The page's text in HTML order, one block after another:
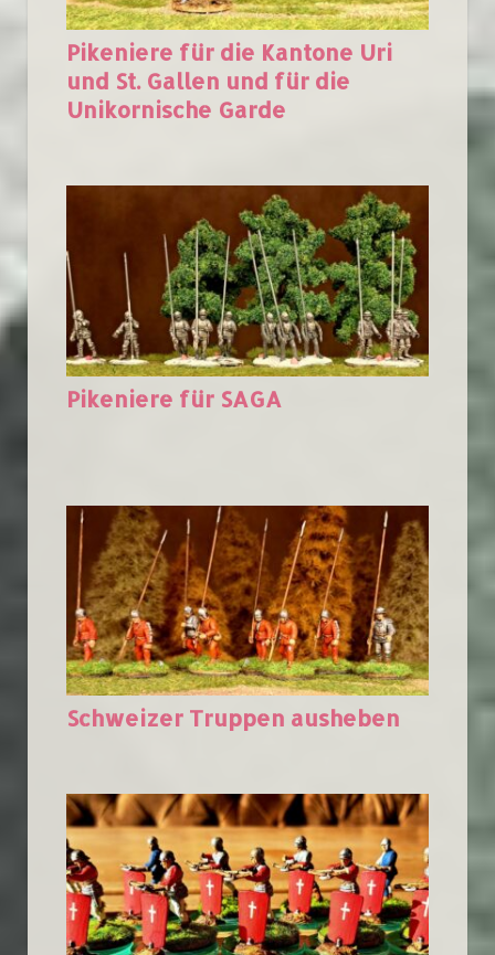
Pikeniere für die Kantone Uri
und St. Gallen und für die
Unikornische Garde
Pikeniere für SAGA
Schweizer Truppen ausheben